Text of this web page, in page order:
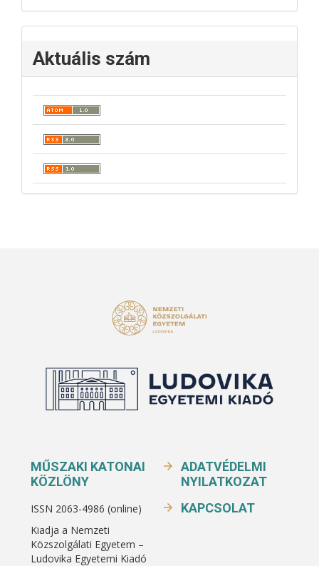
Aktuális szám
MŰSZAKI KATONAI
KÖZLÖNY
ISSN 2063-4986 (online)
Kiadja a Nemzeti
Közszolgálati Egyetem –
Ludovika Egyetemi Kiadó
ADATVÉDELMI
NYILATKOZAT
KAPCSOLAT